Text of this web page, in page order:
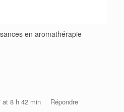
en aromathérapie
at 8 h 42 min
Répondre